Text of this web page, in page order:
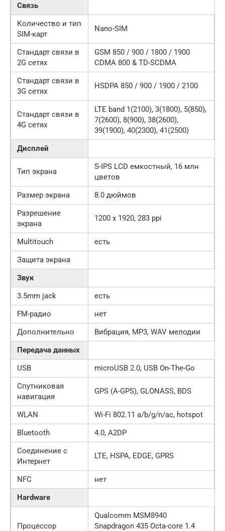
Связь
Количество и тип
SIM-карт
Nano-SIM
Стандарт связи в
2G сетях
GSM 850 / 900 / 1800 / 1900
CDMA 800 & TD-SCDMA
Стандарт связи в
3G сетях
HSDPA 850 / 900 / 1900 / 2100
Стандарт связи в
4G сетях
LTE band 1(2100), 3(1800), 5(850),
7(2600), 8(900), 38(2600),
39(1900), 40(2300), 41(2500)
Дисплей
Тип экрана
S-IPS LCD емкостный, 16 млн
цветов
Размер экрана
8.0 дюймов
Разрешение
экрана
1200 x 1920, 283 ppi
Multitouch
есть
Защита экрана
Звук
3.5mm jack
есть
FM-радио
нет
Дополнительно
Вибрация, MP3, WAV мелодии
Передача данных
USB
microUSB 2.0, USB On-The-Go
Спутниковая
навигация
GPS (A-GPS), GLONASS, BDS
WLAN
Wi-Fi 802.11 a/b/g/n/ac, hotspot
Bluetooth
4.0, A2DP
Соединение с
Интернет
LTE, HSPA, EDGE, GPRS
NFC
нет
Hardware
Процессор
Qualcomm MSM8940
Snapdragon 435 Octa-core 1.4